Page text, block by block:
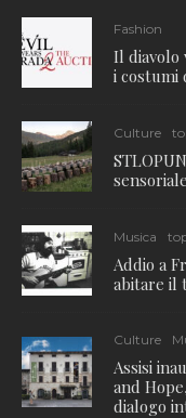
Fashion
Il diavolo
i costumi
Culture
Musica
Addio a
abitare il
Culture
Assisi
and
dialogo